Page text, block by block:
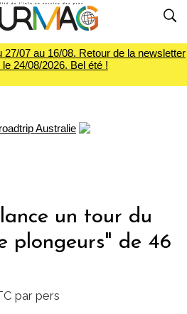
07 au 16/08. Retour de la newsletter
24/08/2026. Bel été !
un tour du
plongeurs" de 46
par pers